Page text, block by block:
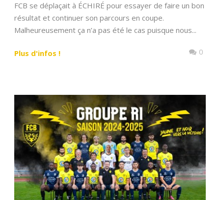
FCB se déplaçait à ÉCHIRÉ pour essayer de faire un bon
résultat et continuer son parcours en coupe.
Malheureusement ça n’a pas été le cas puisque nous...
Plus d'infos ! 0